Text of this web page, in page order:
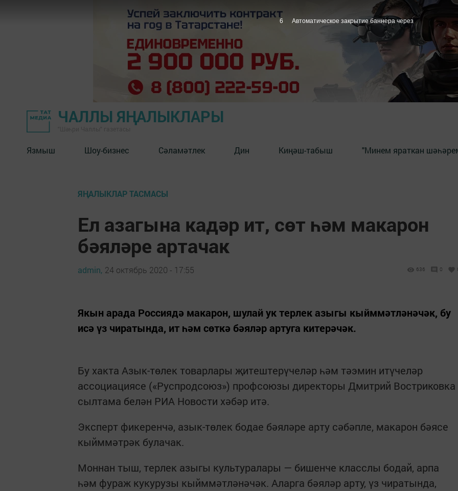
ЧАЛЛЫ ЯҢАЛЫКЛАРЫ
Язмыш Шоу-бизнес Сәламәтлек Дин Киңәш-табыш "Минем яраткан
ЯҢАЛЫКЛАР ТАСМАСЫ
Ел азагына кадәр ит, сөт һәм макарон
бәяләре артачак
admin, 24 октябрь 2020 - 17:55 636 0
Якын арада Россиядә макарон, шулай ук терлек азыгы кыйммәтләнәчәк, бу
исә үз чиратында, ит һәм сөткә бәяләр артуга китерәчәк.
Бу хакта Азык-төлек товарлары җитештерүчеләр һәм тәэмин итүчеләр
ассоциациясе («Руспродсоюз») профсоюзы директоры Дмитрий Востриковка
сылтама белән РИА Новости хәбәр итә.
Эксперт фикеренчә, азык-төлек бодае бәяләре арту сәбәпле, макарон бәясе
кыйммәтрәк булачак.
Моннан тыш, терлек азыгы культуралары — бишенче класслы бодай, арпа
һәм фураж кукурузы кыйммәтләнәчәк. Аларга бәяләр арту, үз чиратында,
5 Автоматическое закрытие баннера через